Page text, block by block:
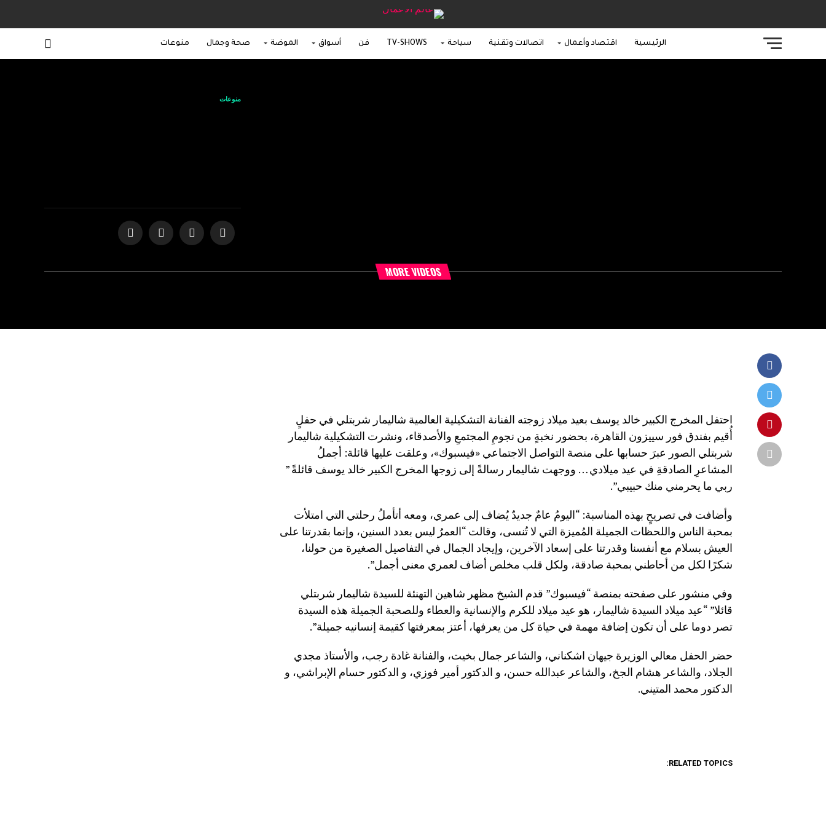
الرئيسية اقتصاد وأعمال اتصالات وتقنية سياحة TV-SHOWS فن أسواق الموضة صحة وجمال منوعات
منوعات
MORE VIDEOS
احتفل المخرج الكبير خالد يوسف بعيد ميلاد زوجته الفنانة التشكيلية العالمية شاليمار شربتلي في حفلٍ
أُقيم بفندق فور سييزون القاهرة، بحضور نخبةٍ من نجومِ المجتمعِ والأصدقاء، ونشرت التشكيلية شاليمار
شربتلي الصور عبرَ حسابها على منصة التواصل الاجتماعي «فيسبوك»، وعلقت عليها قائلة: أجملُ
المشاعرِ الصادقةِ في عيد ميلادي … ووجهت شاليمار رسالةً إلى زوجها المخرج الكبير خالد يوسف قائلةً ”
ربي ما يحرمني منك حبيبي”.
وأضافت في تصريحٍ بهذه المناسبة: “اليومُ عامٌ جديدٌ يُضاف إلى عمري، ومعه أتأملُ رحلتي التي امتلأت
بمحبة الناس واللحظات الجميلة المُميزة التي لا تُنسى، وقالت “العمرُ ليس بعدد السنين، وإنما بقدرتنا على
العيش بسلام مع أنفسنا وقدرتنا على إسعاد الآخرين، وإيجاد الجمال في التفاصيل الصغيرة من حولنا،
شكرًا لكل من أحاطني بمحبة صادقة، ولكل قلب مخلص أضاف لعمري معنى أجمل”.
وفي منشور على صفحته بمنصة “فيسبوك” قدم الشيخ مظهر شاهين التهنئة للسيدة شاليمار شربتلي
قائلا” “عيد ميلاد السيدة شاليمار، هو عيد ميلاد للكرم والإنسانية والعطاء وللصحبة الجميلة هذه السيدة
تصر دوما على أن تكون إضافة مهمة في حياة كل من يعرفها، أعتز بمعرفتها كقيمة إنسانيه جميلة”.
حضر الحفل معالي الوزيرة جيهان اشكناني، والشاعر جمال بخيت، والفنانة غادة رجب، والأستاذ مجدي
الجلاد، والشاعر هشام الجخ، والشاعر عبدالله حسن، و الدكتور أمير فوزي، و الدكتور حسام الإبراشي، و
الدكتور محمد المتيني.
RELATED TOPICS: